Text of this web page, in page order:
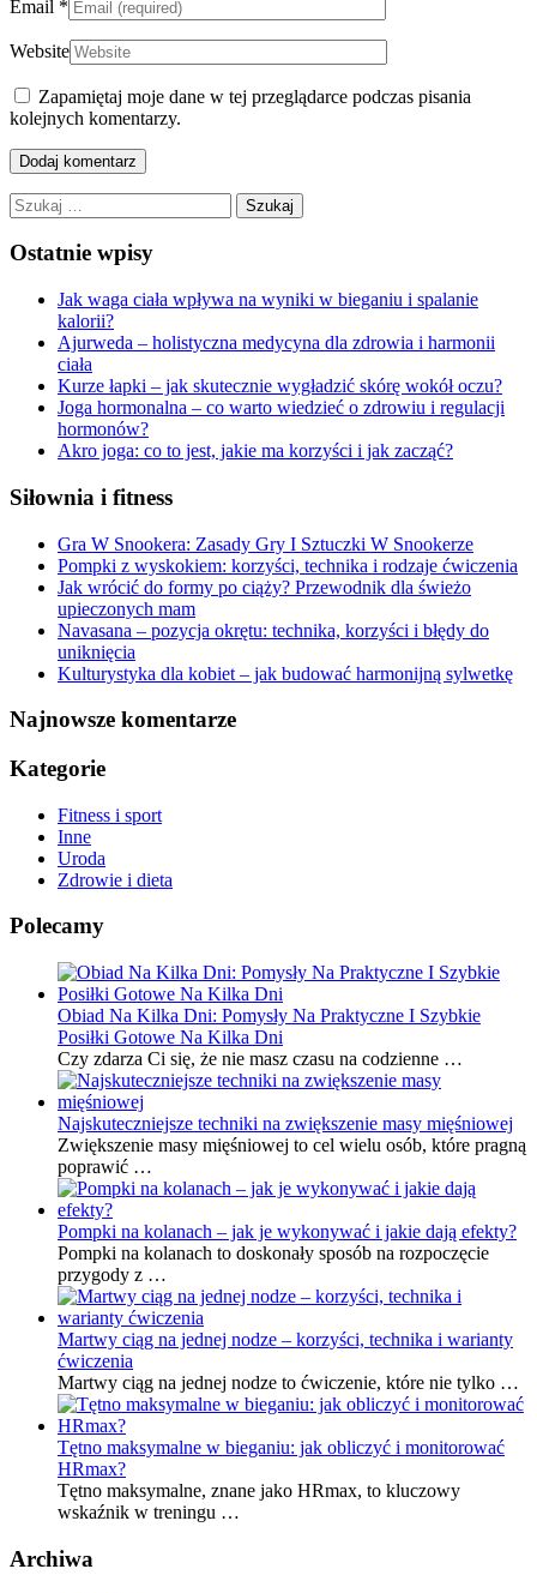
Email *
Website
Zapamiętaj moje dane w tej przeglądarce podczas pisania
kolejnych komentarzy.
Szukaj:
Ostatnie wpisy
Jak waga ciała wpływa na wyniki w bieganiu i spalanie
kalorii?
Ajurweda – holistyczna medycyna dla zdrowia i harmonii
ciała
Kurze łapki – jak skutecznie wygładzić skórę wokół oczu?
Joga hormonalna – co warto wiedzieć o zdrowiu i regulacji
hormonów?
Akro joga: co to jest, jakie ma korzyści i jak zacząć?
Siłownia i fitness
Gra W Snookera: Zasady Gry I Sztuczki W Snookerze
Pompki z wyskokiem: korzyści, technika i rodzaje ćwiczenia
Jak wrócić do formy po ciąży? Przewodnik dla świeżo
upieczonych mam
Navasana – pozycja okrętu: technika, korzyści i błędy do
uniknięcia
Kulturystyka dla kobiet – jak budować harmonijną sylwetkę
Najnowsze komentarze
Kategorie
Fitness i sport
Inne
Uroda
Zdrowie i dieta
Polecamy
Obiad Na Kilka Dni: Pomysły Na Praktyczne I Szybkie
Posiłki Gotowe Na Kilka Dni
Czy zdarza Ci się, że nie masz czasu na codzienne …
Najskuteczniejsze techniki na zwiększenie masy mięśniowej
Zwiększenie masy mięśniowej to cel wielu osób, które pragną
poprawić …
Pompki na kolanach – jak je wykonywać i jakie dają efekty?
Pompki na kolanach to doskonały sposób na rozpoczęcie
przygody z …
Martwy ciąg na jednej nodze – korzyści, technika i warianty
ćwiczenia
Martwy ciąg na jednej nodze to ćwiczenie, które nie tylko …
Tętno maksymalne w bieganiu: jak obliczyć i monitorować
HRmax?
Tętno maksymalne, znane jako HRmax, to kluczowy
wskaźnik w treningu …
Archiwa